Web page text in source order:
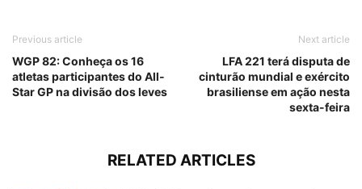
Previous article
WGP 82: Conheça os 16
atletas participantes do All-
Star GP na divisão dos leves
Next article
LFA 221 terá disputa de
cinturão mundial e exército
brasiliense em ação nesta
sexta-feira
RELATED ARTICLES